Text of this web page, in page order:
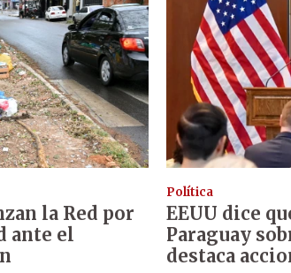
la Red por
ante el
Política
EEUU dice
Paraguay
destaca